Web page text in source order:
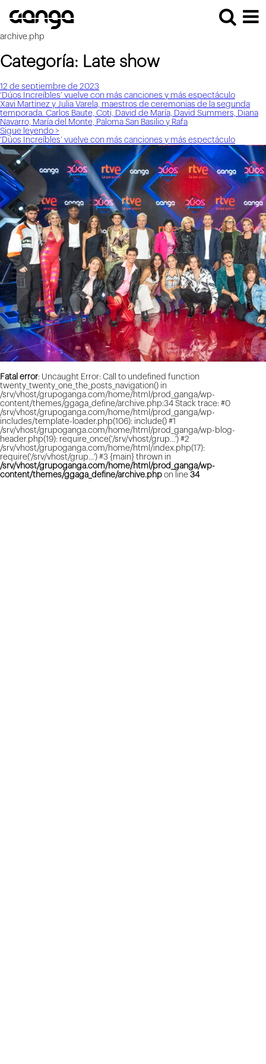
archive.php
Categoría: Late show
12 de septiembre de 2023
‘Dúos Increíbles’ vuelve con más canciones y más espectáculo
Xavi Martínez y Julia Varela, maestros de ceremonias de la segunda
temporada. Carlos Baute, Coti, David de María, David Summers, Diana
Navarro, María del Monte, Paloma San Basilio y Rafa
Sigue leyendo >
‘Dúos Increíbles’ vuelve con más canciones y más espectáculo
Fatal error: Uncaught Error: Call to undefined function
twenty_twenty_one_the_posts_navigation() in
/srv/vhost/grupoganga.com/home/html/prod_ganga/wp-
content/themes/ggaga_define/archive.php:34 Stack trace: #0
/srv/vhost/grupoganga.com/home/html/prod_ganga/wp-
includes/template-loader.php(106): include() #1
/srv/vhost/grupoganga.com/home/html/prod_ganga/wp-blog-
header.php(19): require_once('/srv/vhost/grup...') #2
/srv/vhost/grupoganga.com/home/html/index.php(17):
require('/srv/vhost/grup...') #3 {main} thrown in
/srv/vhost/grupoganga.com/home/html/prod_ganga/wp-
content/themes/ggaga_define/archive.php on line 34